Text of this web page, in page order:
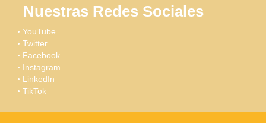
Nuestras Redes Sociales
YouTube
Twitter
Facebook
Instagram
LinkedIn
TikTok